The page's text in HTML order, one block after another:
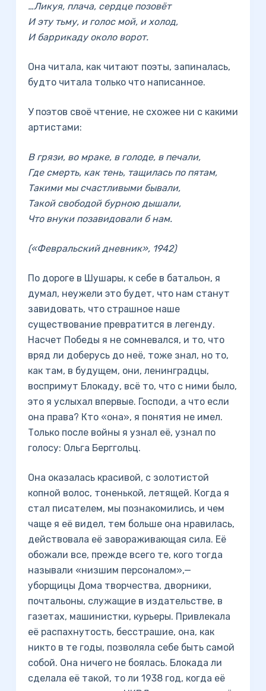
…Ликуя, плача, сердце позовёт
И эту тьму, и голос мой, и холод,
И баррикаду около ворот.
Она читала, как читают поэты, запиналась,
будто читала только что написанное.
У поэтов своё чтение, не схожее ни с какими
артистами:
В грязи, во мраке, в голоде, в печали,
Где смерть, как тень, тащилась по пятам,
Такими мы счастливыми бывали,
Такой свободой бурною дышали,
Что внуки позавидовали б нам.
(«Февральский дневник», 1942)
По дороге в Шушары, к себе в батальон, я
думал, неужели это будет, что нам станут
завидовать, что страшное наше
существование превратится в легенду.
Насчет Победы я не сомневался, и то, что
вряд ли доберусь до неё, тоже знал, но то,
как там, в будущем, они, ленинградцы,
воспримут Блокаду, всё то, что с ними было,
это я услыхал впервые. Господи, а что если
она права? Кто «она», я понятия не имел.
Только после войны я узнал её, узнал по
голосу: Ольга Берггольц.
Она оказалась красивой, с золотистой
копной волос, тоненькой, летящей. Когда я
стал писателем, мы познакомились, и чем
чаще я её видел, тем больше она нравилась,
действовала её завораживающая сила. Её
обожали все, прежде всего те, кого тогда
называли «низшим персоналом»,—
уборщицы Дома творчества, дворники,
почтальоны, служащие в издательстве, в
газетах, машинистки, курьеры. Привлекала
её распахнутость, бесстрашие, она, как
никто в те годы, позволяла себе быть самой
собой. Она ничего не боялась. Блокада ли
сделала её такой, то ли 1938 год, когда её